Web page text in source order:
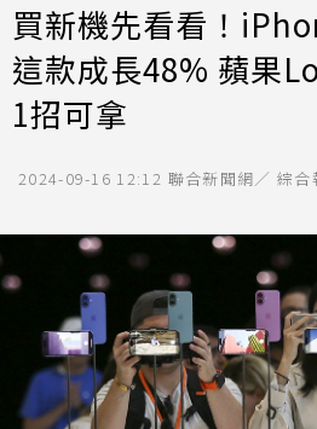
買新機先看看！
這款成長48% 蘋果
1招可拿
2024-09-16 12:12 聯合新聞網／ 綜合